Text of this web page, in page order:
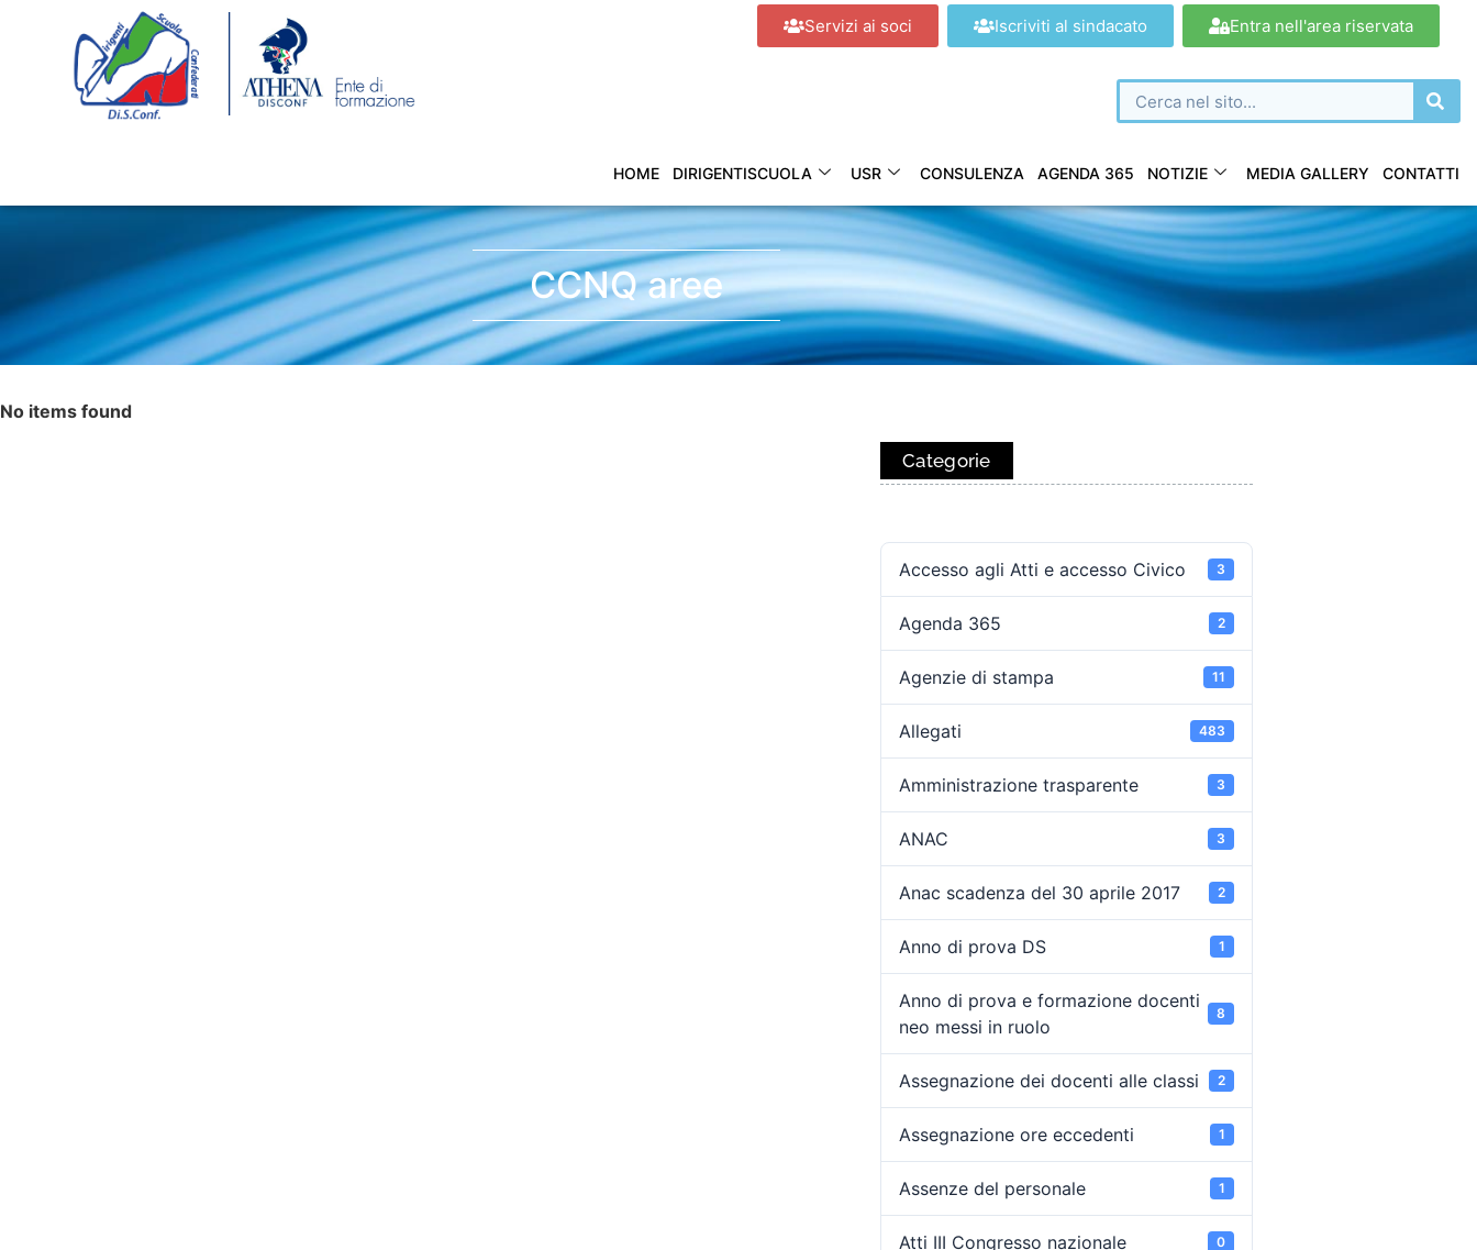
Servizi ai soci Iscriviti al sindacato Entra nell'area riservata
HOME DIRIGENTISCUOLA USR CONSULENZA AGENDA 365 NOTIZIE MEDIA GALLERY CONTATTI
CCNQ aree
No items found
Categorie
Accesso agli Atti e accesso Civico 3
Agenda 365 2
Agenzie di stampa 11
Allegati 483
Amministrazione trasparente 3
ANAC 3
Anac scadenza del 30 aprile 2017 2
Anno di prova DS 1
Anno di prova e formazione docenti
neo messi in ruolo
8
Assegnazione dei docenti alle classi 2
Assegnazione ore eccedenti 1
Assenze del personale 1
Atti III Congresso nazionale 0